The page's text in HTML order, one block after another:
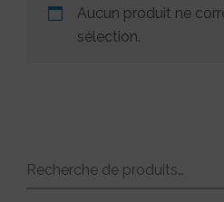
Aucun produit ne
sélection.
Recherche